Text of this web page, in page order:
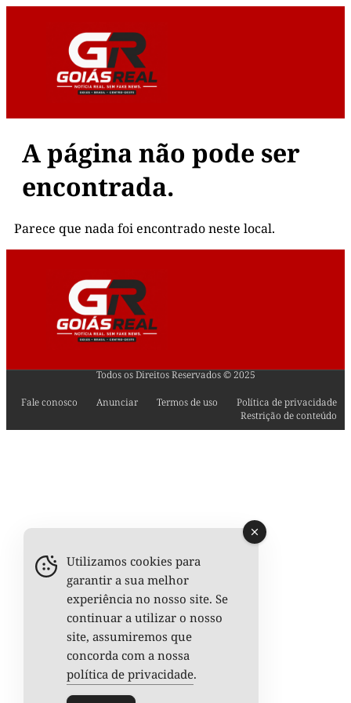
A página não pode ser
encontrada.
Parece que nada foi encontrado neste local.
Todos os Direitos Reservados © 2025
Fale conosco Anunciar Termos de uso
Política de privacidade
Restrição de conteúdo
Utilizamos cookies para
garantir a sua melhor
experiência no nosso site. Se
continuar a utilizar o nosso
site, assumiremos que
concorda com a nossa
política de privacidade.